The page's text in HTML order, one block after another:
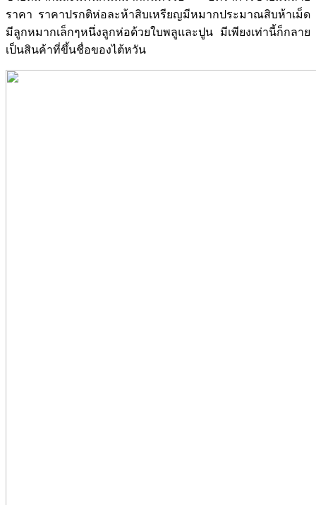
ราคา ราคาปรกติห่อละห้าสิบเหรียญมีหมากประมาณสิบห้าเม็ด
มีลูกหมากเล็กๆหนึ่งลูกห่อด้วยใบพลูและปูน มีเพียงเท่านี้ก็กลาย
เป็นสินค้าที่ขึ้นชื่อของไต้หวัน